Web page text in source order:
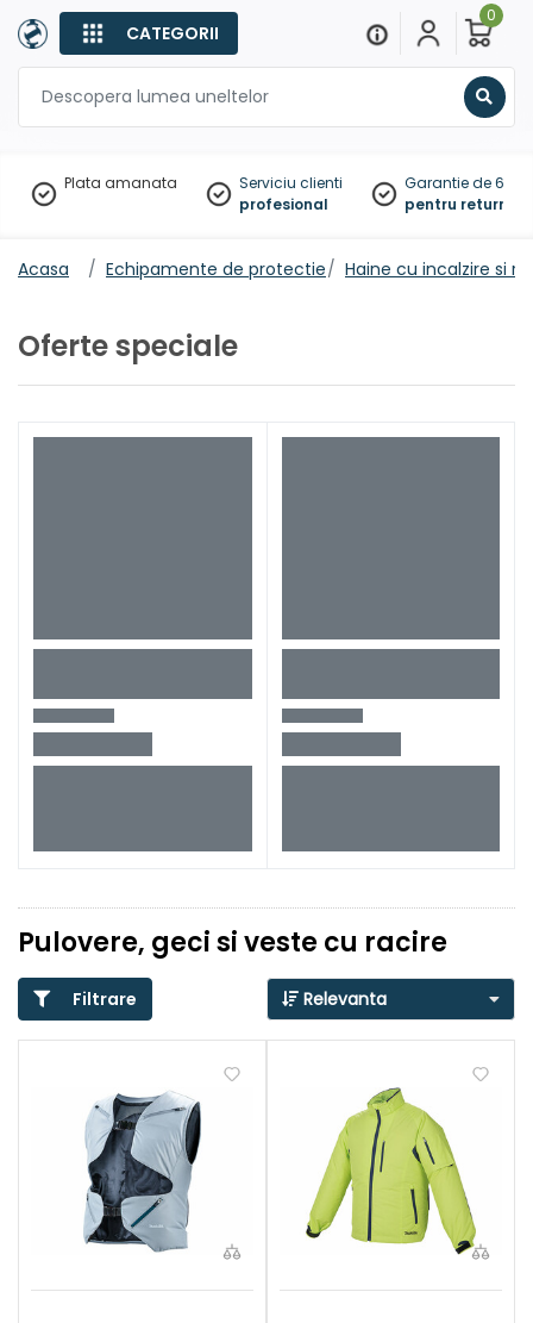
CATEGORII
0
Plata amanata
Serviciu clienti
profesional
Garantie de 60
pentru
Acasa Echipamente de protectie Haine cu incalzire si
Oferte speciale
Pulovere, geci si veste cu racire
Filtrare Relevanta